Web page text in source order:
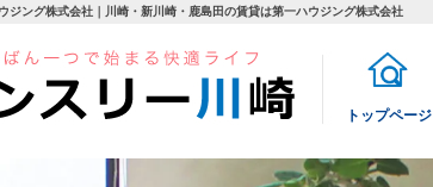
ジング株式会社｜川崎・新川崎・鹿島田の賃貸は第一ハウジング株式会社
トップページ